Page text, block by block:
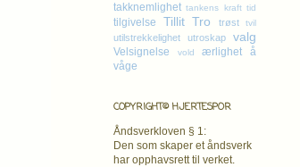
takknemlighet tankens kraft tid
tilgivelse Tillit Tro trøst tvil
utilstrekkelighet utroskap valg
Velsignelse vold ærlighet
å
våge
COPYRIGHT© HJERTESPOR
Åndsverkloven § 1:
Den som skaper et åndsverk
har opphavsretttil verket.